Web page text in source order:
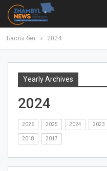
Басты бет 2024
Yearly Archives
2024
2026 2025 2024 2023
2018 2017